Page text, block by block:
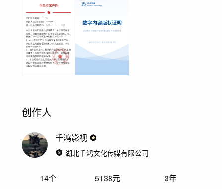
创作人
千鸿影视
湖北千鸿文化传媒有限公司
14个 5138元 3年